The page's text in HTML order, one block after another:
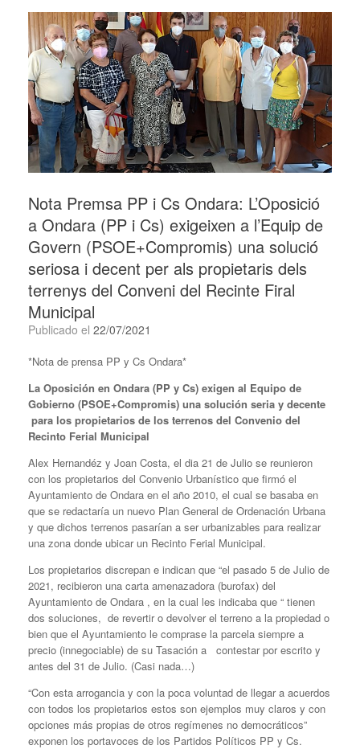
Nota Premsa PP i Cs Ondara: L’Oposició
a Ondara (PP i Cs) exigeixen a l’Equip de
Govern (PSOE+Compromis) una solució
seriosa i decent per als propietaris dels
terrenys del Conveni del Recinte Firal
Municipal
Publicado el 22/07/2021
*Nota de prensa PP y Cs Ondara*
La Oposición en Ondara (PP y Cs) exigen al Equipo de
Gobierno (PSOE+Compromis) una solución seria y decente
para los propietarios de los terrenos del Convenio del
Recinto Ferial Municipal
Alex Hernandéz y Joan Costa, el dia 21 de Julio se reunieron
con los propietarios del Convenio Urbanístico que firmó el
Ayuntamiento de Ondara en el año 2010, el cual se basaba en
que se redactaría un nuevo Plan General de Ordenación Urbana
y que dichos terrenos pasarían a ser urbanizables para realizar
una zona donde ubicar un Recinto Ferial Municipal.
Los propietarios discrepan e indican que “el pasado 5 de Julio de
2021, recibieron una carta amenazadora (burofax) del
Ayuntamiento de Ondara , en la cual les indicaba que “ tienen
dos soluciones, de revertir o devolver el terreno a la propiedad o
bien que el Ayuntamiento le comprase la parcela siempre a
precio (innegociable) de su Tasación a contestar por escrito y
antes del 31 de Julio. (Casi nada…)
“Con esta arrogancia y con la poca voluntad de llegar a acuerdos
con todos los propietarios estos son ejemplos muy claros y con
opciones más propias de otros regímenes no democráticos”
exponen los portavoces de los Partidos Políticos PP y Cs.